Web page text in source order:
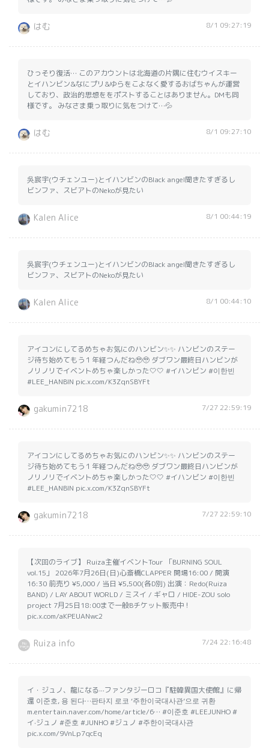
はむ 8/1 09:27:19
ひっそり復活… このアカウントは北海道の片隅に住むウイスキー
とイハンビン&なにプリ&ゆらをこよなく愛するおばちゃんが運営
しており、政治的思想ををポストすることはありません。DMも同
様です。 みなさま乗っ取りに気をつけて…💦
はむ 8/1 09:27:10
吳宸宇(ウチェンユー)とイハンビンのBlack angel聞きたすぎるし
ビンファ、スビアトのNekoが見たい
Kalen Alice 8/1 00:44:19
吳宸宇(ウチェンユー)とイハンビンのBlack angel聞きたすぎるし
ビンファ、スビアトのNekoが見たい
Kalen Alice 8/1 00:44:10
アイコンにしてるめちゃお気にのハンビン✨✨ ハンビンのステー
ジ待ち始めてもう１年経つんだね🥹🥹 ダブワン最終日ハンビンが
ノリノリでイベントめちゃ楽しかった🤍🤍 #イハンビン #이한빈
#LEE_HANBIN pic.x.com/K3ZqnSBYFt
gakumin7218 7/27 22:59:19
アイコンにしてるめちゃお気にのハンビン✨✨ ハンビンのステー
ジ待ち始めてもう１年経つんだね🥹🥹 ダブワン最終日ハンビンが
ノリノリでイベントめちゃ楽しかった🤍🤍 #イハンビン #이한빈
#LEE_HANBIN pic.x.com/K3ZqnSBYFt
gakumin7218 7/27 22:59:10
【次回のライブ】 Ruiza主催イベントTour 「BURNING SOUL
vol.15」 2026年7月26日(日)心斎橋CLAPPER 開場16:00 / 開演
16:30 前売り ¥5,000 / 当日 ¥5,500(各D別) 出演：Redo(Ruiza
BAND) / LAY ABOUT WORLD / ミスイ / ギャロ / HIDE-ZOU solo
project 7月25日18:00まで一般Bチケット販売中！
pic.x.com/aKPEUANwc2
Ruiza info 7/24 22:16:48
イ・ジュノ、龍になる···ファンタジーロコ『駐韓異国大使館』に帰
還 이준호, 용 된다…판타지 로코 ‘주한이국대사관’으로 귀환
m.entertain.naver.com/home/article/6… #이준호 #LEEJUNHO #
イ·ジュノ #준호 #JUNHO #ジュノ #주한이국대사관
pic.x.com/9VnLp7qcEq